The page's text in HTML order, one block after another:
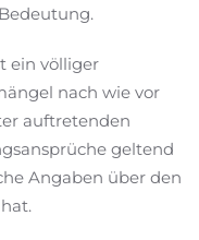
ein völliger
nach wie vor
auftretenden
geltend
Angaben über den